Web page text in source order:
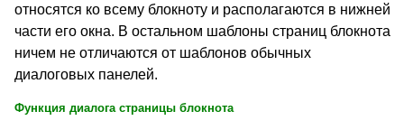
относятся ко всему блокноту и располагаются в нижней
части его окна. В остальном шаблоны страниц блокнота
ничем не отличаются от шаблонов обычных
диалоговых панелей.
Функция диалога страницы блокнота